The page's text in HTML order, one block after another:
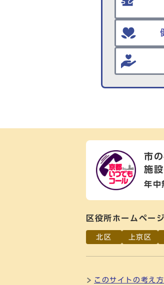
市
施
年
区役所ホームページ
北区 上京区
このサイトの考え方